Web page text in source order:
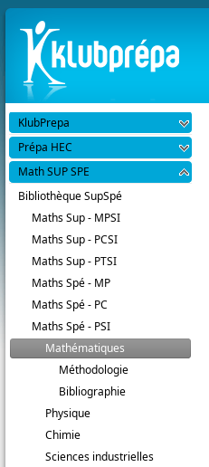
KlubPrepa
Prépa HEC
Math SUP SPE
Bibliothèque SupSpé
Maths Sup - MPSI
Maths Sup - PCSI
Maths Sup - PTSI
Maths Spé - MP
Maths Spé - PC
Maths Spé - PSI
Mathématiques
Méthodologie
Bibliographie
Physique
Chimie
Sciences industrielles